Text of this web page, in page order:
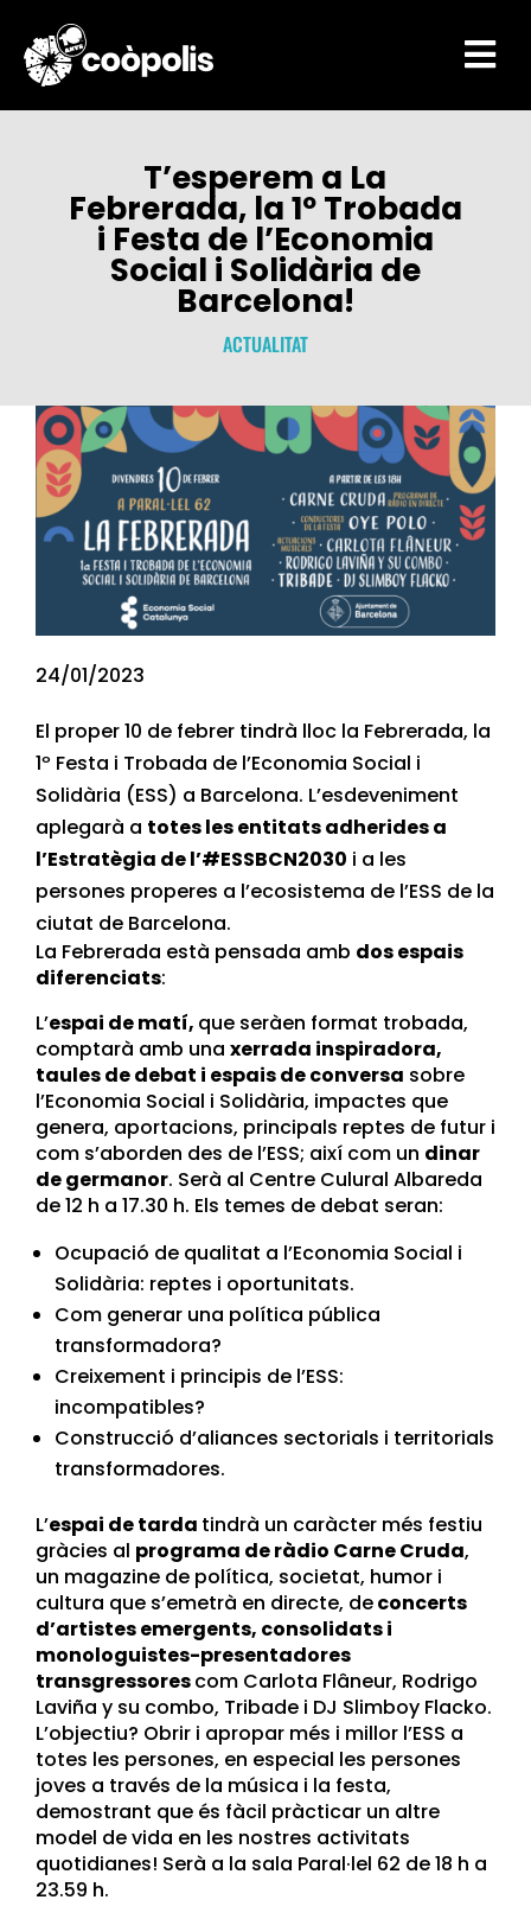

T’esperem a La
Febrerada, la 1º Trobada
i Festa de l’Economia
Social i Solidària de
Barcelona!
ACTUALITAT
24/01/2023
El proper 10 de febrer tindrà lloc la Febrerada, la
1º Festa i Trobada de l’Economia Social i
Solidària (ESS) a Barcelona. L’esdeveniment
aplegarà a totes les entitats adherides a
l’Estratègia de l’#ESSBCN2030 i a les
persones properes a l’ecosistema de l’ESS de la
ciutat de Barcelona.
La Febrerada està pensada amb dos espais
diferenciats:
L’espai de matí, que seràen format trobada,
comptarà amb una xerrada inspiradora,
taules de debat i espais de conversa sobre
l’Economia Social i Solidària, impactes que
genera, aportacions, principals reptes de futur i
com s’aborden des de l’ESS; així com un dinar
de germanor. Serà al Centre Culural Albareda
de 12 h a 17.30 h. Els temes de debat seran:
Ocupació de qualitat a l’Economia Social i
Solidària: reptes i oportunitats.
Com generar una política pública
transformadora?
Creixement i principis de l’ESS:
incompatibles?
Construcció d’aliances sectorials i territorials
transformadores.
L’espai de tarda tindrà un caràcter més festiu
gràcies al programa de ràdio Carne Cruda,
un magazine de política, societat, humor i
cultura que s’emetrà en directe, deconcerts
d’artistes emergents, consolidats i
monologuistes-presentadores
transgressorescom Carlota Flâneur, Rodrigo
Laviña y su combo, Tribade i DJ Slimboy Flacko.
L’objectiu? Obrir i apropar més i millor l’ESS a
totes les persones, en especial les persones
joves a través de la música i la festa,
demostrant que és fàcil pràcticar un altre
model de vida en les nostres activitats
quotidianes! Serà a la sala Paral·lel 62 de 18 h a
23.59 h.